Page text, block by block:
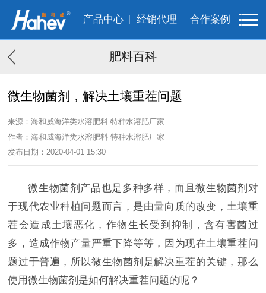
产品中心 经销代理 合作案例
肥料百科
微生物菌剂，解决土壤重茬问题
来源：海和威海洋类水溶肥料 特种水溶肥厂家
作者：海和威海洋类水溶肥料 特种水溶肥厂家
发布日期：2020-04-01 15:30
微生物菌剂产品也是多种多样，而且微生物菌剂对
于现代农业种植问题而言，是由量向质的改变，土壤重
茬会造成土壤恶化，作物生长受到抑制，含有害菌过
多，造成作物产量严重下降等等，因为现在土壤重茬问
题过于普遍，所以微生物菌剂是解决重茬的关键，那么
使用微生物菌剂是如何解决重茬问题的呢？